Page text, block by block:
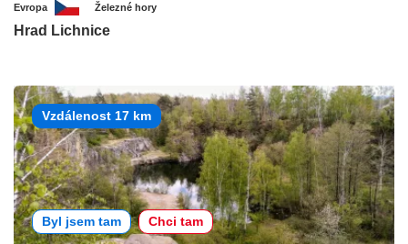
Evropa Železné hory
Hrad Lichnice
Vzdálenost 17 km
Byl jsem tam Chci tam